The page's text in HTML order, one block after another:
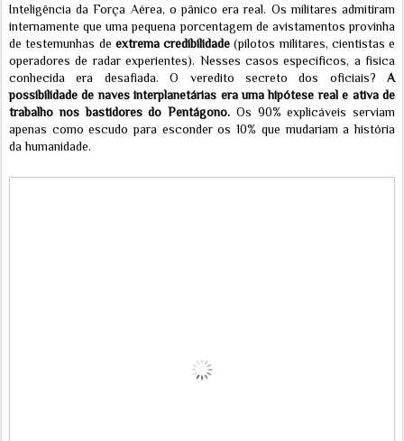
Inteligência da Força Aérea, o pânico era real. Os militares admitiram
internamente que uma pequena porcentagem de avistamentos provinha
de testemunhas de extrema credibilidade (pilotos militares, cientistas e
operadores de radar experientes). Nesses casos específicos, a física
conhecida era desafiada. O veredito secreto dos oficiais? A
possibilidade de naves interplanetárias era uma hipótese real e ativa de
trabalho nos bastidores do Pentágono. Os 90% explicáveis serviam
apenas como escudo para esconder os 10% que mudariam a história
da humanidade.